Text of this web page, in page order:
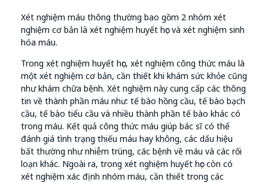
Xét nghiệm máu thông thường bao gồm 2 nhóm xét
nghiệm cơ bản là xét nghiệm huyết học và xét nghiệm sinh
hóa máu.
Trong xét nghiệm huyết học, xét nghiệm công thức máu là
một xét nghiệm cơ bản, cần thiết khi khám sức khỏe cũng
như khám chữa bệnh. Xét nghiệm này cung cấp các thông
tin về thành phần máu như: tế bào hồng cầu, tế bào bạch
cầu, tế bào tiểu cầu và nhiều thành phần tế bào khác có
trong máu. Kết quả công thức máu giúp bác sĩ có thể
đánh giá tình trạng thiếu máu hay không, các dấu hiệu
bất thường như nhiễm trùng, các bệnh về máu và các rối
loạn khác. Ngoài ra, trong xét nghiệm huyết học còn có
xét nghiệm xác định nhóm máu, cần thiết trong các